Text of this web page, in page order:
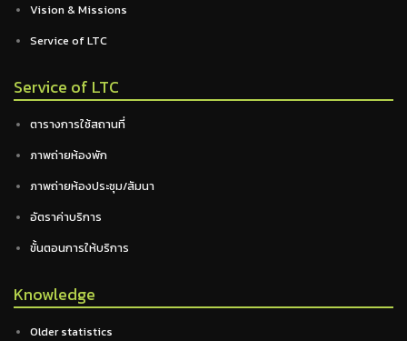
Vision & Missions
Service of LTC
Service of LTC
ตารางการใช้สถานที่
ภาพถ่ายห้องพัก
ภาพถ่ายห้องประชุม/สัมนา
อัตราค่าบริการ
ขั้นตอนการให้บริการ
Knowledge
Older statistics